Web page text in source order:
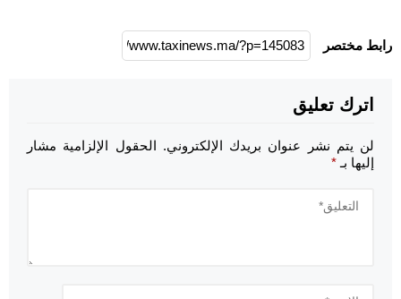
رابط مختصر
اترك تعليق
لن يتم نشر عنوان بريدك الإلكتروني. الحقول الإلزامية مشار
إليها بـ *